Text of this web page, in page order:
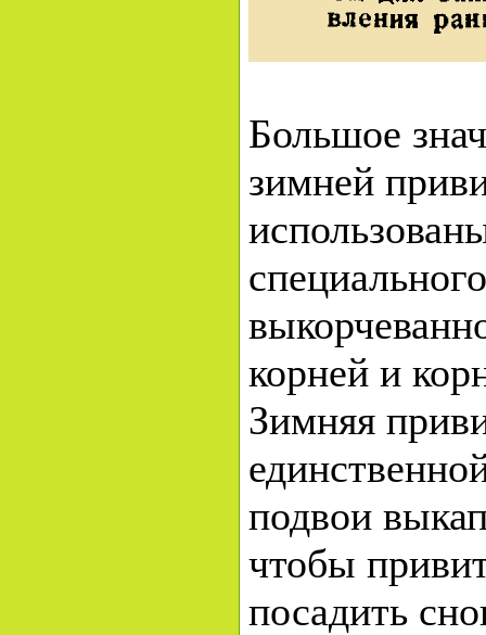
Большое
зимней
корней и
Зимняя
подвои
чтобы
посадить